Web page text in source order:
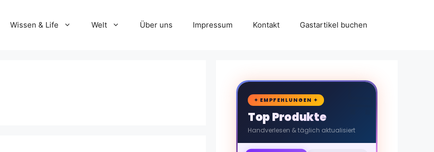
Wissen & Life Welt Über uns Impressum Kontakt Gastartikel buchen
🛒
✦ EMPFEHLUNGEN ✦
Top Produkte
Handverlesen & täglich aktualisiert